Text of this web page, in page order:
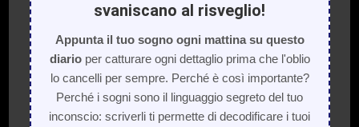
svaniscano al risveglio!
Appunta il tuo sogno ogni mattina su questo
diarioper catturare ogni dettaglio prima che l'oblio
lo cancelli per sempre. Perché è così importante?
Perché i sogni sono il linguaggio segreto del tuo
inconscio: scriverli ti permette di decodificare i tuoi